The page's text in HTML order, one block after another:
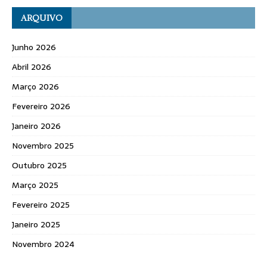
ARQUIVO
Junho 2026
Abril 2026
Março 2026
Fevereiro 2026
Janeiro 2026
Novembro 2025
Outubro 2025
Março 2025
Fevereiro 2025
Janeiro 2025
Novembro 2024